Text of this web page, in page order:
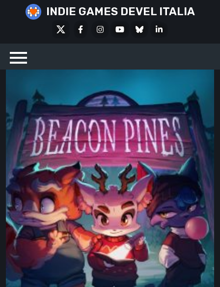
INDIE GAMES DEVEL ITALIA
FacebookInstagramYoutubeBlueskyLinkedIn